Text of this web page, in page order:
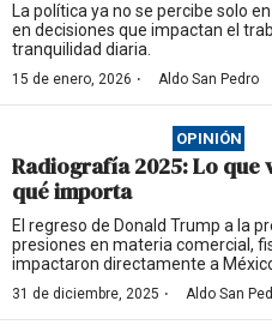
La política ya no se percibe solo
en decisiones que impactan el
tranquilidad diaria.
15 de enero, 2026 · Aldo San Pedro
OPINIÓN
Radiografía 2025: Lo que
qué importa
El regreso de Donald Trump a la
presiones en materia comercial,
impactaron directamente a
31 de diciembre, 2025 · Aldo San